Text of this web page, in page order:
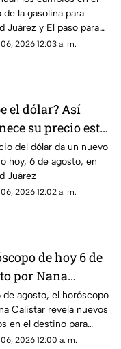
y El Paso
de la gasolina para
Juárez y El paso para
agosto
2026 12:03 a. m.
el dólar? Así
su precio este
en Ciudad
del dólar da un nuevo
hoy, 6 de agosto, en
Juárez
2026 12:02 a. m.
de hoy 6 de
por Nana
Estos signos
cuidar su SALUD
de agosto, el horóscopo
Calistar revela nuevos
en el destino para
2026 12:00 a. m.